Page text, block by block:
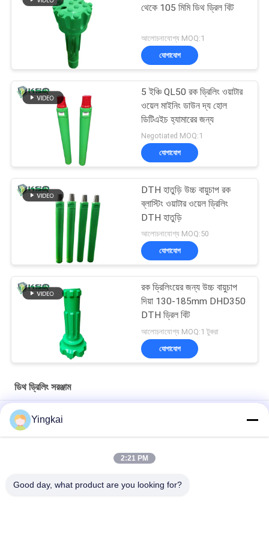
থেকে 105 মিমি ডিথ ড্রিল বিট
আলোচনাযোগ্য MOQ:1
যোগাযোগ
5 ইঞ্চি QL50 রক ড্রিলিং ওয়াটার
ওয়েল মাইনিং ডাউন দ্য হোল
ডিটিএইচ হ্যামারের জন্য
Negotiated MOQ:1
যোগাযোগ
DTH হাতুড়ি উচ্চ বায়ুচাপ রক
ব্লাস্টিং ওয়াটার ওয়েল ড্রিলিং
DTH হাতুড়ি
আলোচনাযোগ্য MOQ:50
যোগাযোগ
রক ড্রিলিংয়ের জন্য উচ্চ বায়ুচাপ
দিয়া 130-185mm DHD350
DTH ড্রিল বিট
আলোচনাযোগ্য MOQ:1 টুকরা
যোগাযোগ
ডিথ ড্রিলিং সরঞ্জাম
8 ইঞ্চি 311 মিমি কার্বন স্টীল ডিটিএইচ হ্যামার বিট মাইনিং এবং জল ভাল ড্রিলিং জন্য
উচ্চ অনুপ্রবেশ এবং ক্ষয় প্রতিরোধী ডাউন দ্য হোল ড্রিলিংয়ের জন্য QL50A-197mm
Yingkai
2:21 PM
Good day, what product are you looking for?